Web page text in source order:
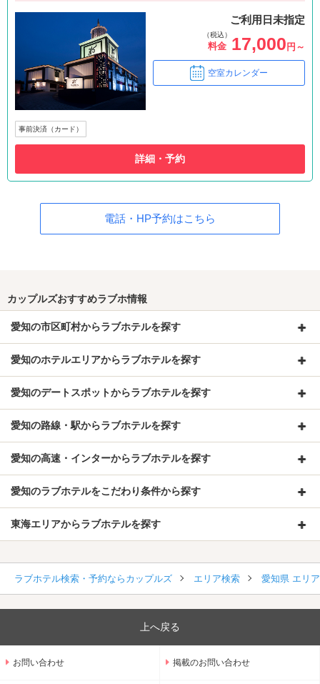
ご利用日未指定
（税込）
料金 17,000 円～
空室カレンダー
事前決済（カード）
詳細・予約
電話・HP予約はこちら
カップルズおすすめラブホ情報
愛知の市区町村からラブホテルを探す
愛知のホテルエリアからラブホテルを探す
愛知のデートスポットからラブホテルを探す
愛知の路線・駅からラブホテルを探す
愛知の高速・インターからラブホテルを探す
愛知のラブホテルをこだわり条件から探す
東海エリアからラブホテルを探す
ラブホテル検索・予約ならカップルズ エリア検索 愛知県 エリ
上へ戻る
お問い合わせ 掲載のお問い合わせ